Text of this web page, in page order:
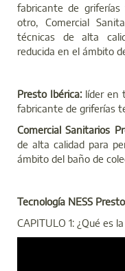
fabricante de griferías
otro, Comercial
técnicas de alta
reducida en el ámbito
Presto Ibérica:líder en
fabricante de griferías
Comercial Sanitarios
de alta calidad para
ámbito del baño de
Tecnología NESS
CAPITULO 1: ¿Qué es